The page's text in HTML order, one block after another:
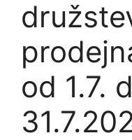
od 1.7.